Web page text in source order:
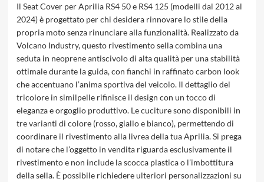
Il Seat Cover per Aprilia RS4 50 e RS4 125 (modelli dal 2012 al
2024) è progettato per chi desidera rinnovare lo stile della
propria moto senza rinunciare alla funzionalità. Realizzato da
Volcano Industry, questo rivestimento sella combina una
seduta in neoprene antiscivolo di alta qualità per una stabilità
ottimale durante la guida, con fianchi in raffinato carbon look
che accentuano l’anima sportiva del veicolo. Il dettaglio del
tricolore in similpelle rifinisce il design con un tocco di
eleganza e orgoglio produttivo. Le cuciture sono disponibili in
tre varianti di colore (rosso, giallo e bianco), permettendo di
coordinare il rivestimento alla livrea della tua Aprilia. Si prega
di notare che l’oggetto in vendita riguarda esclusivamente il
rivestimento e non include la scocca plastica o l’imbottitura
della sella. È possibile richiedere ulteriori personalizzazioni su